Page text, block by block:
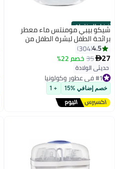
أفضل المنتجات
شيكو بيبي مومنتس ماء معطر
برائحة الطفل لبشرة الطفل من
الولادة فما فوق، 100 مل
4.5
304
27
35 خصم 22%
حديثي الولادة
#1 في عطور وكولونيا
أقل سعر في 7 يوم
توصيل مجاني
تم بيع +190 مؤخرًا
#1 في عطور وكولونيا
خصم إضافي %15 + 1